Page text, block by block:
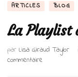
ARTICLES BLOG
La Playlist
par Lisa Giraud Taylor
commentaire